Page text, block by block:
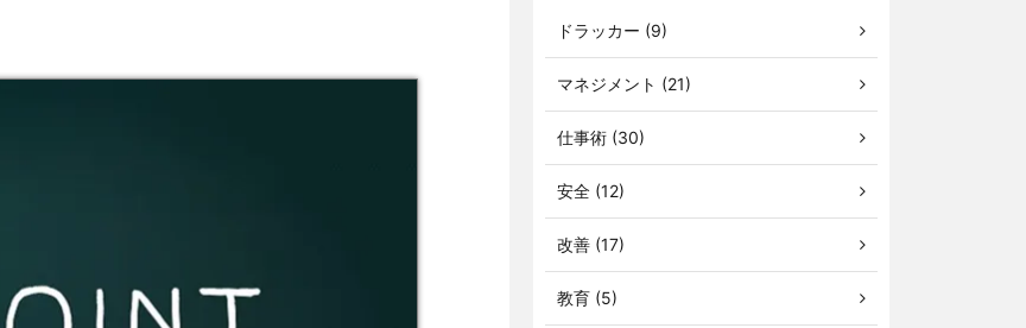
ドラッカー (9)
マネジメント (21)
仕事術 (30)
安全 (12)
改善 (17)
教育 (5)